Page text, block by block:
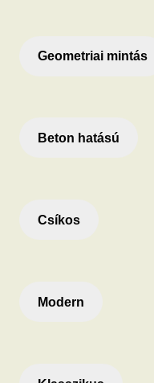
Geometriai mintás
Beton hatású
Csíkos
Modern